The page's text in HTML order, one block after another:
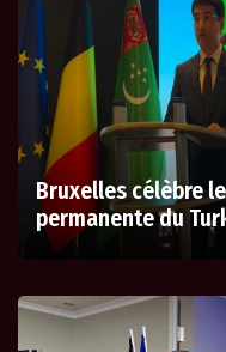
Bruxelles célèbre
permanente du